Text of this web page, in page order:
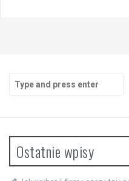
Search
for:
Ostatnie wpisy